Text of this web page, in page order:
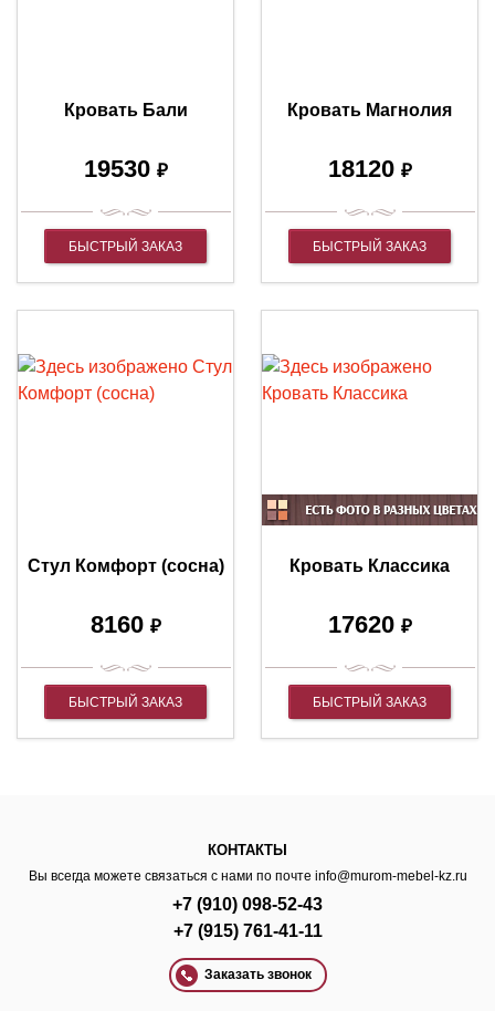
Кровать Бали
19530 ₽
БЫСТРЫЙ ЗАКАЗ
Кровать Магнолия
18120 ₽
БЫСТРЫЙ ЗАКАЗ
Стул Комфорт (сосна)
8160 ₽
БЫСТРЫЙ ЗАКАЗ
Кровать Классика
17620 ₽
БЫСТРЫЙ ЗАКАЗ
КОНТАКТЫ
Вы всегда можете связаться с нами по почте info@murom-mebel-kz.ru
+7 (910) 098-52-43
+7 (915) 761-41-11
Заказать звонок